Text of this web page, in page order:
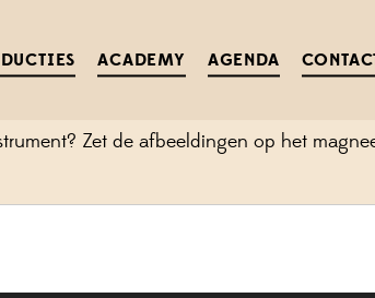
ACADEMY AGENDA
Zet de afbeeldingen op het